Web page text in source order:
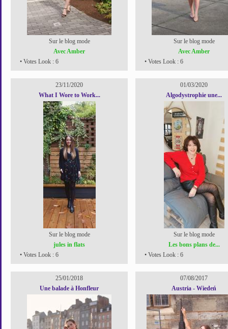
Sur le blog mode
Avec Amber
• Votes Look : 6
Sur le blog mode
Avec Amber
• Votes Look : 6
23/11/2020
What I Wore to Work...
Sur le blog mode
jules in flats
• Votes Look : 6
01/03/2020
Algodystrophie une...
Sur le blog mode
Les bons plans de...
• Votes Look : 6
25/01/2018
Une balade à Honfleur
07/08/2017
Austria - Wiedeń